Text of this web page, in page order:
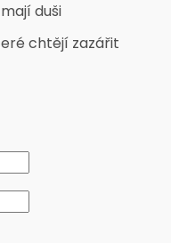
duši
chtějí zazářit